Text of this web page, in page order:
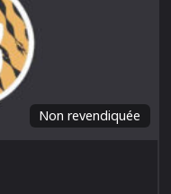
Non revendiquée